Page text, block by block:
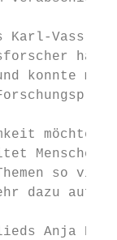
Karl-Vass-
hat
konnte
möchte
Menschen
so
dazu auf
Anja